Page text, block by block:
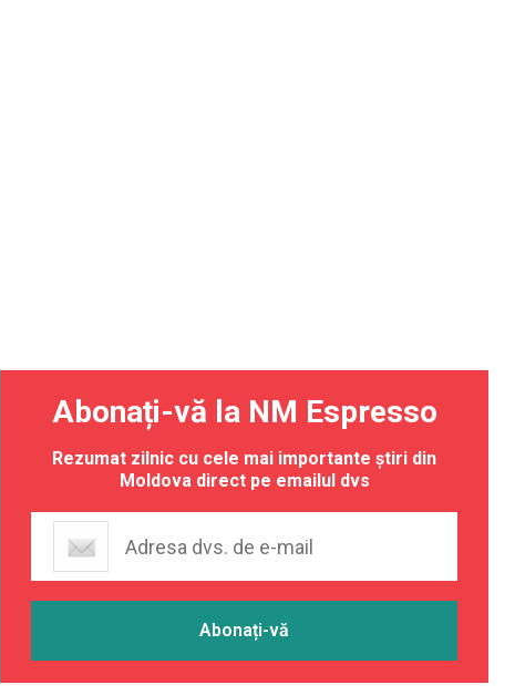
Abonați-vă la NM Espresso
Rezumat zilnic cu cele mai importante știri din
Moldova direct pe emailul dvs